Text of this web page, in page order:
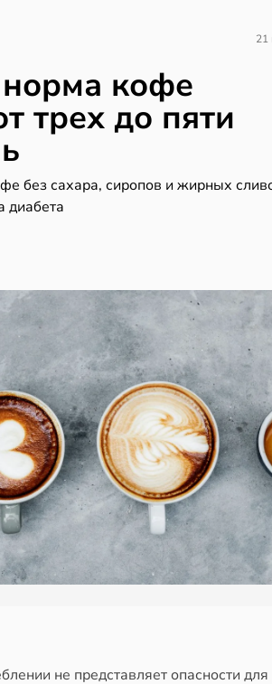
21
кофе
трех до пяти
без сахара, сиропов и жирных
диабета
не представляет опасности для